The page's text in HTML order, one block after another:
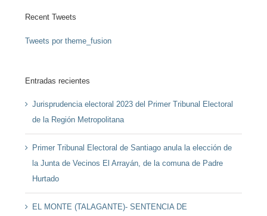
Recent Tweets
Tweets por theme_fusion
Entradas recientes
Jurisprudencia electoral 2023 del Primer Tribunal Electoral
de la Región Metropolitana
Primer Tribunal Electoral de Santiago anula la elección de
la Junta de Vecinos El Arrayán, de la comuna de Padre
Hurtado
EL MONTE (TALAGANTE)- SENTENCIA DE